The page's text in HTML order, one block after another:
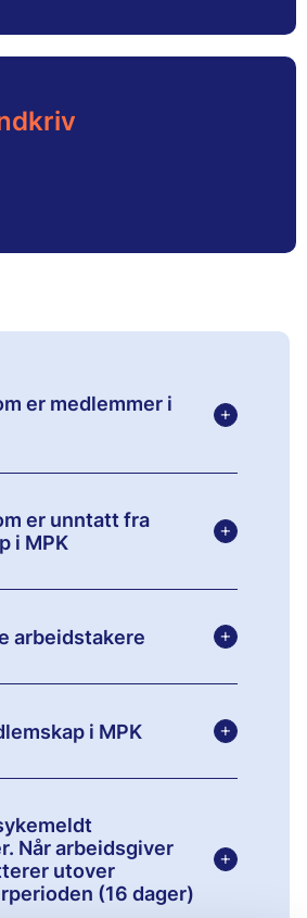
er medlemmer i
+
er unntatt fra
i MPK
+
arbeidstakere +
i MPK +
Når arbeidsgiver
utover
(16 dager)
+